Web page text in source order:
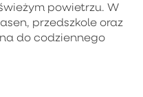
powietrzu. W
przedszkole oraz
do codziennego